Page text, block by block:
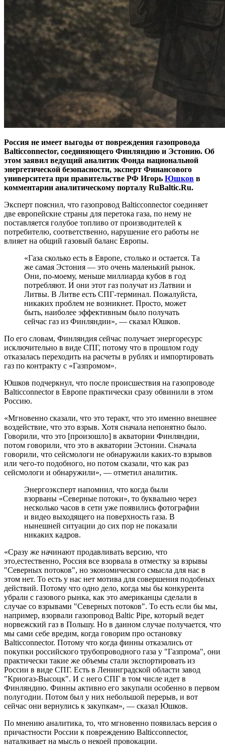
Россия не имеет выгоды от повреждения газопровода
Balticconnector, соединяющего Финляндию и Эстонию. Об
этом заявил ведущий аналитик Фонда национальной
энергетической безопасности, эксперт Финансового
университета при правительстве РФ Игорь Юшков в
комментарии аналитическому порталу RuBaltic.Ru.
Эксперт пояснил, что газопровод Balticconnector соединяет
две европейские страны для перетока газа, по нему не
поставляется голубое топливо от производителей к
потребителю, соответственно, нарушение его работы не
влияет на общий газовый баланс Европы.
«Газа сколько есть в Европе, столько и остается. Та
же самая Эстония — это очень маленький рынок.
Они, по-моему, меньше миллиарда кубов в год
потребляют. И они этот газ получат из Латвии и
Литвы. В Литве есть СПГ-терминал. Пожалуйста,
никаких проблем не возникнет. Просто, может
быть, наиболее эффективным было получать
сейчас газ из Финляндии», — сказал Юшков.
По его словам, Финляндия сейчас получает энергоресурс
исключительно в виде СПГ, потому что в прошлом году
отказалась переходить на расчеты в рублях и импортировать
газ по контракту с «Газпромом».
Юшков подчеркнул, что после происшествия на газопроводе
Balticconnector в Европе практически сразу обвинили в этом
Россию.
«Мгновенно сказали, что это теракт, что это именно внешнее
воздействие, что это взрыв. Хотя сначала непонятно было.
Говорили, что это [произошло] в акватории Финляндии,
потом говорили, что это в акватории Эстонии. Сначала
говорили, что сейсмологи не обнаружили каких-то взрывов
или чего-то подобного, но потом сказали, что как раз
сейсмологи и обнаружили», — отметил аналитик.
Энергоэксперт напомнил, что когда были
взорваны «Северные потоки», то буквально через
несколько часов в сети уже появились фотографии
и видео выходящего на поверхность газа. В
нынешней ситуации до сих пор не показали
никаких кадров.
«Сразу же начинают продавливать версию, что
это,естественно, Россия все взорвала в отместку за взрывы
"Северных потоков", но экономического смысла для нас в
этом нет. То есть у нас нет мотива для совершения подобных
действий. Потому что одно дело, когда мы бы конкурента
убрали с газового рынка, как это американцы сделали в
случае со взрывами "Северных потоков". То есть если бы мы,
например, взорвали газопровод Baltic Pipe, который ведет
норвежский газ в Польшу. Но в данном случае получается, что
мы сами себе вредим, когда говорим про остановку
Balticconnector. Потому что когда финны отказались от
покупки российского трубопроводного газа у "Газпрома", они
практически такие же объемы стали экспортировать из
России в виде СПГ. Есть в Ленинградской области завод
"Криогаз-Высоцк". И с него СПГ в том числе идет в
Финляндию. Финны активно его закупали особенно в первом
полугодии. Потом был у них небольшой перерыв, и вот
сейчас они вернулись к закупкам», — сказал Юшков.
По мнению аналитика, то, что мгновенно появилась версия о
причастности России к повреждению Balticconnector,
наталкивает на мысль о некоей провокации.